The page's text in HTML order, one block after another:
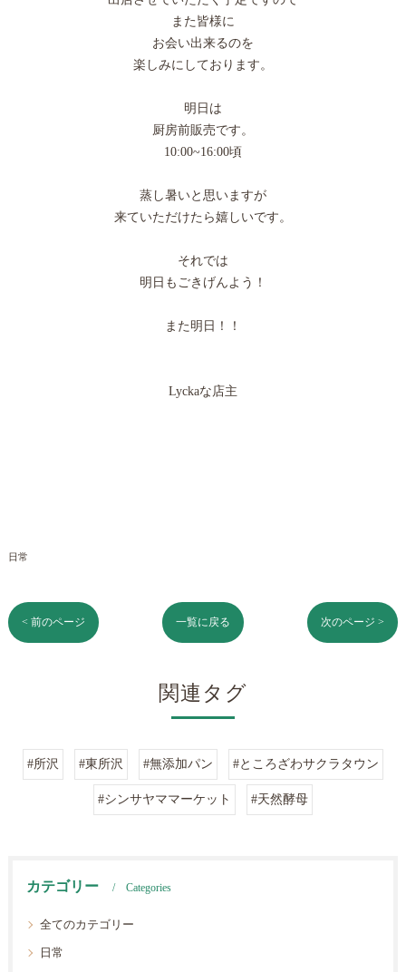
また皆様に
お会い出来るのを
楽しみにしております。
明日は
厨房前販売です。
10:00~16:00頃
蒸し暑いと思いますが
来ていただけたら嬉しいです。
それでは
明日もごきげんよう！
また明日！！
Lyckaな店主
日常
< 前のページ 一覧に戻る 次のページ >
関連タグ
#所沢 #東所沢 #無添加パン #ところざわサクラタウン
#シンサヤママーケット #天然酵母
カテゴリー Categories
全てのカテゴリー
日常